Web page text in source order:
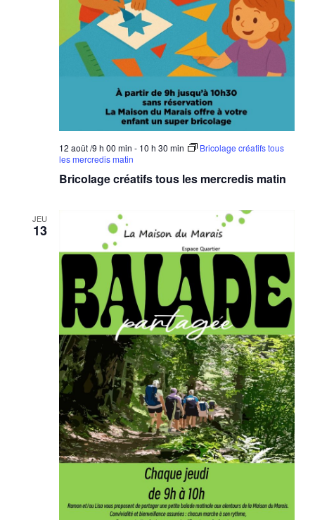
Bricolage créatifs tous les mercredis matin
12 août /9 h 00 min - 10 h 30 min
Bricolage créatifs tous
les mercredis matin
JEU
13